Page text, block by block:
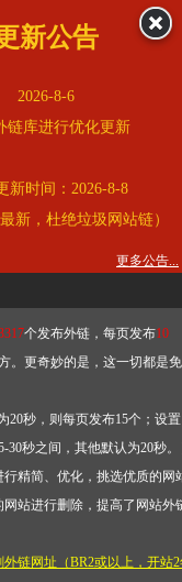
超级外链只是一个简便而集成
作弊，那您可以使用超级外
论坛发布外链，到友情链接
的外链，它是动态的链接，
链
，最终使搜索引擎收录带
个发布外链，每页发布10
。更奇妙的是，这一切都是免
20秒，则每页发布15个；设置
30秒之间，其他默认为20秒
精简、优化，挑选优质的网
站进行删除，提高了网站外
外链网址（BR2或以上，开站
外链，
查看展示页面
否收录
新公告
2026-8-6
链库进行优化更新
新时间：2026-8-8
新，杜绝垃圾网站链）
更多公告...